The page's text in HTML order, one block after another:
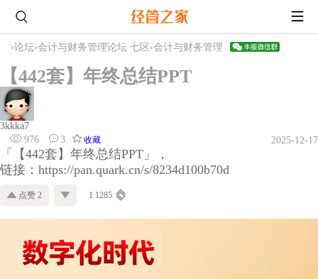
›论坛›会计与财务管理论坛 七区 ›会计与财务管理
【442套】年终总结PPT
3kkka7
976
3 收藏 2025-12-17
「【442套】年终总结PPT」，
链接：https://pan.quark.cn/s/8234d100b70d
点赞 2 1.1285